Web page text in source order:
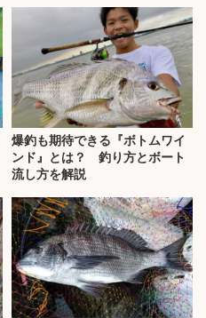
爆釣も期待できる『ボトムワイ
ンド』とは？ 釣り方とボート
流し方を解説